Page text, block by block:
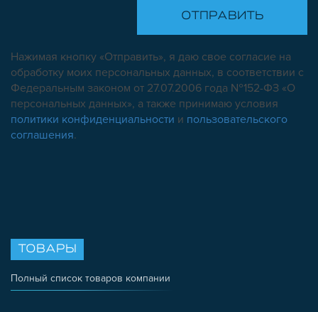
Нажимая кнопку «Отправить», я даю свое согласие на
обработку моих персональных данных, в соответствии с
Федеральным законом от 27.07.2006 года №152-ФЗ «О
персональных данных», а также принимаю условия
политики конфиденциальности и пользовательского
соглашения.
ТОВАРЫ
Полный список товаров компании